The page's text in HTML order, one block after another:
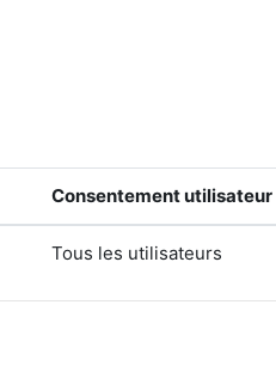
Consentement utilisateur
Tous les utilisateurs